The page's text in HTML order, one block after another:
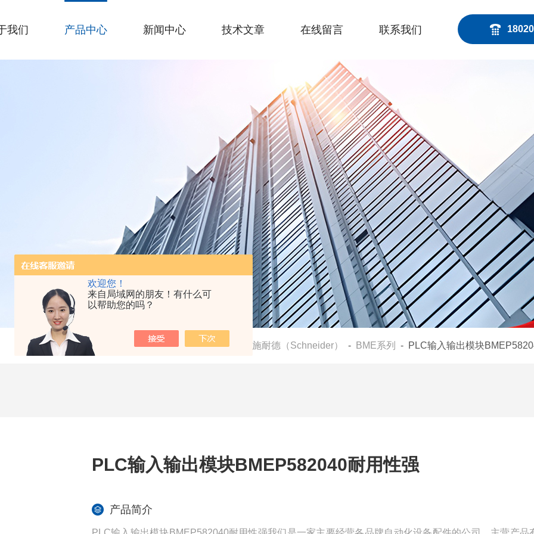
欢迎您！
来自局域网的朋友！有什么可
以帮助您的吗？
我们 产品中心 新闻中心 技术文章 在线留言 联系我们
当前位置：首页-产品中心 施耐德（Schneider） - BME系列 - PLC输入输出模块
PLC输入输出模块BMEP582040耐用性强
产品简介